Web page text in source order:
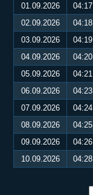
01.09.2026
04:17
02.09.2026
04:18
03.09.2026
04:19
04.09.2026
04:20
05.09.2026
04:21
06.09.2026
04:23
07.09.2026
04:24
08.09.2026
04:25
09.09.2026
04:26
10.09.2026
04:28